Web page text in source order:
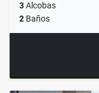
3Alcobas
2 Baños